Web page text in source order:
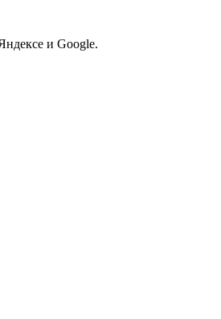
и Google.